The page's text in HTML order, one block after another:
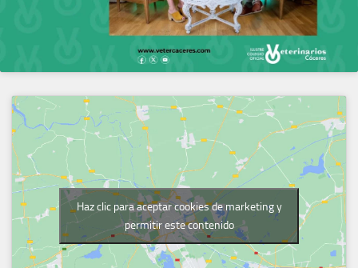
Haz clic para aceptar cookies de marketing y
permitir este contenido